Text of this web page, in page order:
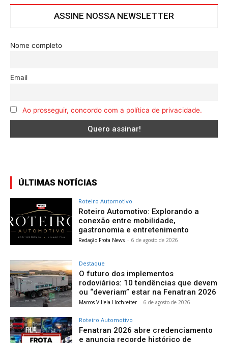
ASSINE NOSSA NEWSLETTER
Nome completo
Email
Ao prosseguir, concordo com a política de privacidade.
ÚLTIMAS NOTÍCIAS
Roteiro Automotivo
Roteiro Automotivo: Explorando a
conexão entre mobilidade,
gastronomia e entretenimento
Redação Frota News - 6 de agosto de 2026
Destaque
O futuro dos implementos
rodoviários: 10 tendências que devem
ou “deveriam” estar na Fenatran 2026
Marcos Villela Hochreiter - 6 de agosto de 2026
Roteiro Automotivo
Fenatran 2026 abre credenciamento
e anuncia recorde histórico de